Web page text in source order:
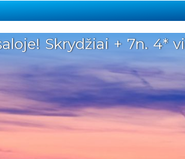
Skrydžiai + 7n. 4*